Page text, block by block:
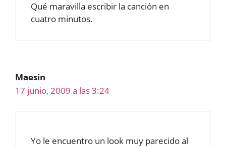
Qué maravilla escribir la canción en
cuatro minutos.
Maesin
17 junio, 2009 a las 3:24
Yo le encuentro un look muy parecido al